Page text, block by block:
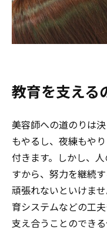
教育を支える
美容師への道のりは
もやるし、夜練もや
付きます。しかし、
すから、努力を継続
頑張れないといけま
育システムなどの工
支え合うことのできる